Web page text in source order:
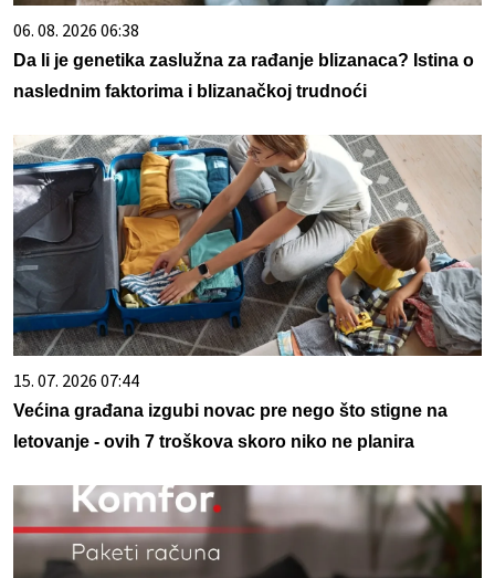
06. 08. 2026 06:38
Da li je genetika zaslužna za rađanje blizanaca? Istina o
naslednim faktorima i blizanačkoj trudnoći
15. 07. 2026 07:44
Većina građana izgubi novac pre nego što stigne na
letovanje - ovih 7 troškova skoro niko ne planira